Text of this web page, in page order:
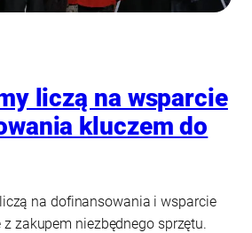
liczą na wsparcie
kluczem do
na dofinansowania i wsparcie
zakupem niezbędnego sprzętu.